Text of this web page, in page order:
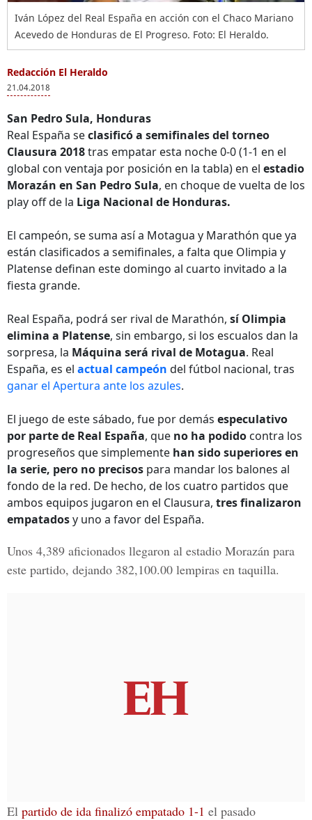
Iván López del Real España en acción con el Chaco Mariano
Acevedo de Honduras de El Progreso. Foto: El Heraldo.
Redacción El Heraldo
21.04.2018
San Pedro Sula, Honduras
Real España seclasificó a semifinales del torneo
Clausura 2018tras empatar esta noche 0-0 (1-1 en el
global con ventaja por posición en la tabla) en el estadio
Morazán en San Pedro Sula, en choque de vuelta de los
play off de la Liga Nacional de Honduras.
El campeón, se suma así a Motagua y Marathón que ya
están clasificados a semifinales, a falta que Olimpia y
Platense definan este domingo al cuarto invitado a la
fiesta grande.
Real España, podrá ser rival de Marathón, sí Olimpia
elimina a Platense, sin embargo, si los escualos dan la
sorpresa, la Máquina será rival de Motagua. Real
España, es el actual campeón del fútbol nacional, tras
ganar el Apertura ante los azules.
El juego de este sábado, fue por demás especulativo
por parte de Real España, que no ha podido contra los
progreseños que simplemente han sido superiores en
la serie, pero no precisos para mandar los balones al
fondo de la red. De hecho, de los cuatro partidos que
ambos equipos jugaron en el Clausura, tres finalizaron
empatadosy uno a favor del España.
Unos 4,389 aficionados llegaron al estadio Morazán para
este partido, dejando 382,100.00 lempiras en taquilla.
El partido de ida finalizó empatado 1-1 el pasado